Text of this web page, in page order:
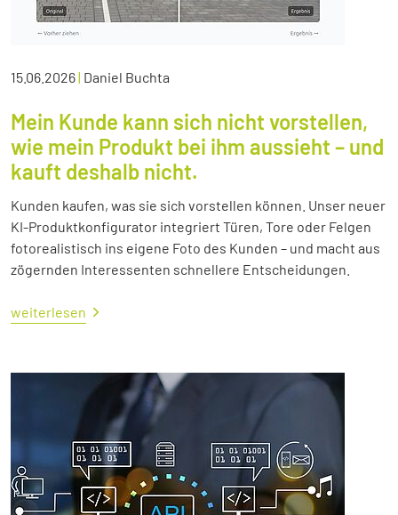
15.06.2026| Daniel Buchta
Mein Kunde kann sich nicht vorstellen,
wie mein Produkt bei ihm aussieht – und
kauft deshalb nicht.
Kunden kaufen, was sie sich vorstellen können. Unser neuer
KI-Produktkonfigurator integriert Türen, Tore oder Felgen
fotorealistisch ins eigene Foto des Kunden – und macht aus
zögernden Interessenten schnellere Entscheidungen.
weiterlesen